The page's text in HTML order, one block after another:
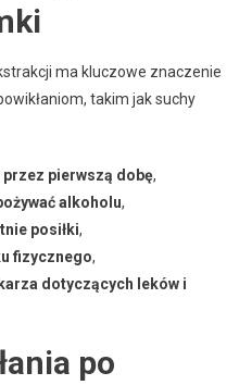
ma kluczowe znaczenie
takim jak suchy
przez pierwszą dobę,
alkoholu,
posiłki,
fizycznego,
dotyczących leków i
po